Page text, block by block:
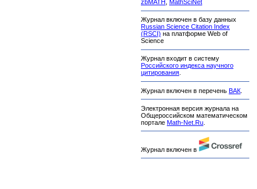
zbMATH
MathSciNet
Журнал включен в базу данных
Russian Science Citation Index
(RSCI) на платформе Web of
Science
Журнал входит в систему
Российского индекса научного
цитирования.
Журнал включен в перечень ВАК
Электронная версия журнала на
Общероссийском математическом
портале Math-Net.Ru
Журнал включен в